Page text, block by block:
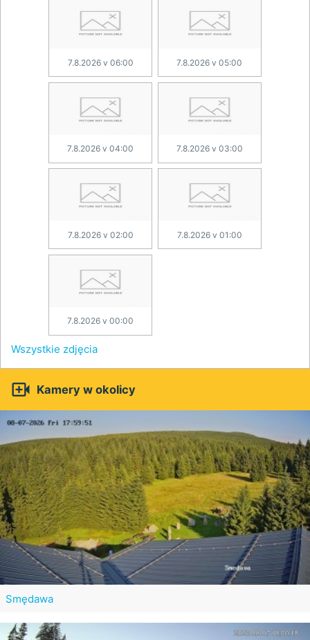
7.8.2026 v 06:00 7.8.2026 v 05:00
7.8.2026 v 04:00 7.8.2026 v 03:00
7.8.2026 v 02:00 7.8.2026 v 01:00
7.8.2026 v 00:00
Wszystkie zdjęcia
 Kamery w okolicy
Smęda wa